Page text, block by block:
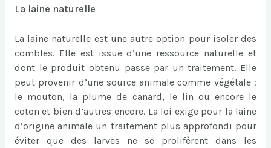
La laine naturelle
La laine naturelle est une autre option pour isoler des
combles. Elle est issue d’une ressource naturelle et
dont le produit obtenu passe par un traitement. Elle
peut provenir d’une source animale comme végétale :
le mouton, la plume de canard, le lin ou encore le
coton et bien d’autres encore. La loi exige pour la laine
d’origine animale un traitement plus approfondi pour
éviter que des larves ne se prolifèrent dans les